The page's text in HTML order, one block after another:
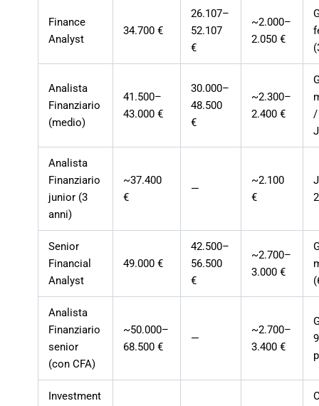
Finance
Analyst
34.700 €
26.107–
52.107
€
~2.000–
2.050 €
Analista
Finanziario
(medio)
41.500–
43.000 €
30.000–
48.500
€
~2.300–
2.400 €
/
Analista
Finanziario
junior (3
anni)
~37.400
€
—
~2.100
€
Senior
Financial
Analyst
49.000 €
42.500–
56.500
€
~2.700–
3.000 €
Analista
Finanziario
senior
(con CFA)
~50.000–
68.500 €
—
~2.700–
3.400 €
Investment